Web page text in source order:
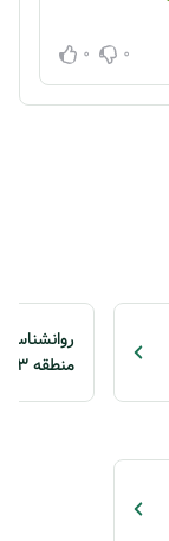
0
0
روانشناس
منطقه 3 تهران